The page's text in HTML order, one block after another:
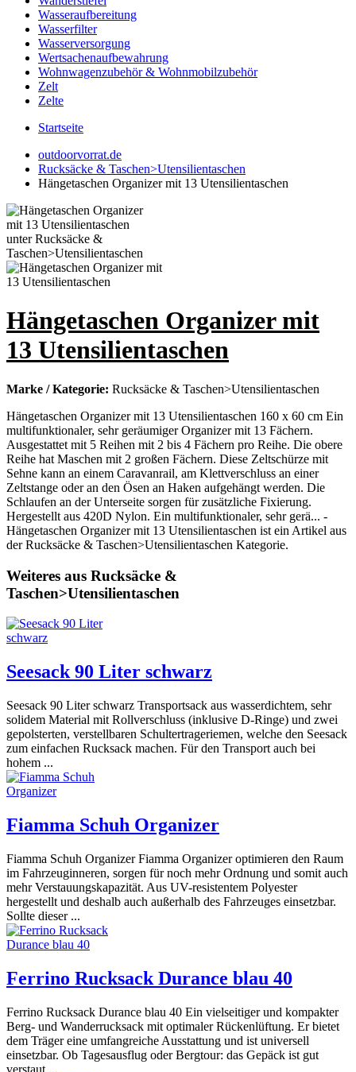
Wasseraufbereitung
Wasserfilter
Wasserversorgung
Wertsachenaufbewahrung
Wohnwagenzubehör & Wohnmobilzubehör
Zelt
Zelte
Startseite
outdoorvorrat.de
Rucksäcke & Taschen>Utensilientaschen
Hängetaschen Organizer mit 13 Utensilientaschen
Hängetaschen Organizer mit
13 Utensilientaschen
Marke / Kategorie: Rucksäcke & Taschen>Utensilientaschen
Hängetaschen Organizer mit 13 Utensilientaschen 160 x 60 cm Ein
multifunktionaler, sehr geräumiger Organizer mit 13 Fächern.
Ausgestattet mit 5 Reihen mit 2 bis 4 Fächern pro Reihe. Die obere
Reihe hat Maschen mit 2 großen Fächern. Diese Zeltschürze mit
Sehne kann an einem Caravanrail, am Klettverschluss an einer
Zeltstange oder an den Ösen an Haken aufgehängt werden. Die
Schlaufen an der Unterseite sorgen für zusätzliche Fixierung.
Hergestellt aus 420D Nylon. Ein multifunktionaler, sehr gerä... -
Hängetaschen Organizer mit 13 Utensilientaschen ist ein Artikel aus
der Rucksäcke & Taschen>Utensilientaschen Kategorie.
Weiteres aus Rucksäcke &
Taschen>Utensilientaschen
Seesack 90 Liter schwarz
Seesack 90 Liter schwarz Transportsack aus wasserdichtem, sehr
solidem Material mit Rollverschluss (inklusive D-Ringe) und zwei
gepolsterten, verstellbaren Schultertrageriemen, welche den Seesack
zum einfachen Rucksack machen. Für den Transport auch bei
hohem ...
Fiamma Schuh Organizer
Fiamma Schuh Organizer Fiamma Organizer optimieren den Raum
im Fahrzeuginneren, sorgen für noch mehr Ordnung und somit auch
mehr Verstauungskapazität. Aus UV-resistentem Polyester
hergestellt und deshalb auch außerhalb des Fahrzeuges einsetzbar.
Sollte dieser ...
Ferrino Rucksack Durance blau 40
Ferrino Rucksack Durance blau 40 Ein vielseitiger und kompakter
Berg- und Wanderrucksack mit optimaler Rückenlüftung. Er bietet
dem Träger eine umfangreiche Ausstattung und ist universell
einsetzbar. Ob Tagesausflug oder Bergtour: das Gepäck ist gut
verstaut ...